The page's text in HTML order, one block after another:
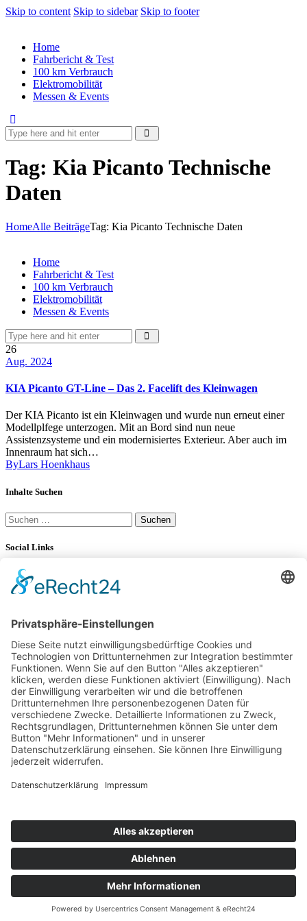
Skip to content Skip to sidebar Skip to footer
Home
Fahrbericht & Test
100 km Verbrauch
Elektromobilität
Messen & Events
Tag: Kia Picanto Technische
Daten
HomeAlle BeiträgeTag: Kia Picanto Technische Daten
Home
Fahrbericht & Test
100 km Verbrauch
Elektromobilität
Messen & Events
26
Aug. 2024
KIA Picanto GT-Line – Das 2. Facelift des Kleinwagen
Der KIA Picanto ist ein Kleinwagen und wurde nun erneut einer
Modellplfege unterzogen. Mit an Bord sind nun neue
Assistenzsysteme und ein modernisiertes Exterieur. Aber auch im
Innenraum hat sich…
ByLars Hoenkhaus
Inhalte Suchen
Suchen
nach:
Social Links
YouTube
LinkedIn 0
Mercedes-Benz V-Klasse V 300 d Langstreckentest
25. September 2024
Citroën C5 X Hybrid – 100 km Verbrauch Test
21. Februar 2024
Cookie-Einstellungen
Copyright © 2026 by news to do GmbH